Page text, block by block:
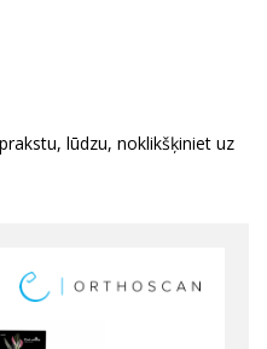
lūdzu, noklikšķiniet uz